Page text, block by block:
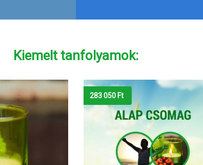
Kiemelt tanfolyamok:
232 200 Ft